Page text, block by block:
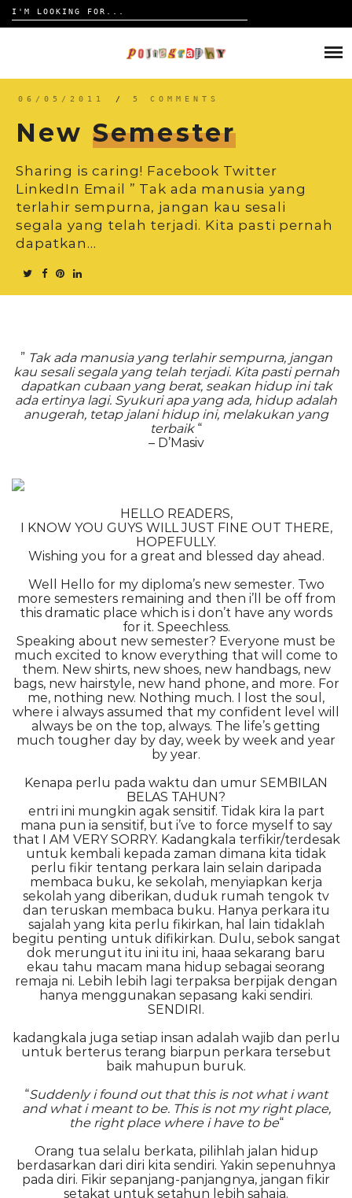
Search
for:
REVIEW
CONTACT
06/05/2011 / 5 COMMENTS
New Semester
Sharing is caring! Facebook Twitter
LinkedIn Email ” Tak ada manusia yang
terlahir sempurna, jangan kau sesali
segala yang telah terjadi. Kita pasti pernah
dapatkan…
” Tak ada manusia yang terlahir sempurna, jangan
kau sesali segala yang telah terjadi. Kita pasti pernah
dapatkan cubaan yang berat, seakan hidup ini tak
ada ertinya lagi. Syukuri apa yang ada, hidup adalah
anugerah, tetap jalani hidup ini, melakukan yang
terbaik“
– D’Masiv
HELLO READERS,
I KNOW YOU GUYS WILL JUST FINE OUT THERE,
HOPEFULLY.
Wishing you for a great and blessed day ahead.
Well Hello for my diploma’s new semester. Two
more semesters remaining and then i’ll be off from
this dramatic place which is i don’t have any words
for it. Speechless.
Speaking about new semester? Everyone must be
much excited to know everything that will come to
them. New shirts, new shoes, new handbags, new
bags, new hairstyle, new hand phone, and more. For
me, nothing new. Nothing much. I lost the soul,
where i always assumed that my confident level will
always be on the top, always. The life’s getting
much tougher day by day, week by week and year
by year.
Kenapa perlu pada waktu dan umur SEMBILAN
BELAS TAHUN?
entri ini mungkin agak sensitif. Tidak kira la part
mana pun ia sensitif, but i’ve to force myself to say
that I AM VERY SORRY. Kadangkala terfikir/terdesak
untuk kembali kepada zaman dimana kita tidak
perlu fikir tentang perkara lain selain daripada
membaca buku, ke sekolah, menyiapkan kerja
sekolah yang diberikan, duduk rumah tengok tv
dan teruskan membaca buku. Hanya perkara itu
sajalah yang kita perlu fikirkan, hal lain tidaklah
begitu penting untuk difikirkan. Dulu, sebok sangat
dok merungut itu ini itu ini, haaa sekarang baru
ekau tahu macam mana hidup sebagai seorang
remaja ni. Lebih lebih lagi terpaksa berpijak dengan
hanya menggunakan sepasang kaki sendiri.
SENDIRI.
kadangkala juga setiap insan adalah wajib dan perlu
untuk berterus terang biarpun perkara tersebut
baik mahupun buruk.
“Suddenly i found out that this is not what i want
and what i meant to be. This is not my right place,
the right place where i have to be“
Orang tua selalu berkata, pilihlah jalan hidup
berdasarkan dari diri kita sendiri. Yakin sepenuhnya
pada diri. Fikir sepanjang-panjangnya, jangan fikir
setakat untuk setahun lebih sahaja.